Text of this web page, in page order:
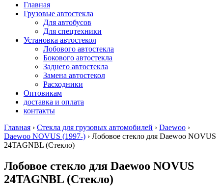
Главная
Грузовые автостекла
Для автобусов
Для спецтехники
Установка автостекол
Лобового автостекла
Бокового автостекла
Заднего автостекла
Замена автостекол
Расходники
Оптовикам
доставка и оплата
контакты
Главная › Стекла для грузовых автомобилей › Daewoo ›
Daewoo NOVUS (1997-) › Лобовое стекло для Daewoo NOVUS
24TAGNBL (Стекло)
Лобовое стекло для Daewoo NOVUS
24TAGNBL (Стекло)